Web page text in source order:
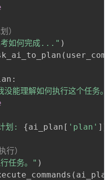
）
考如何完成..." )
(
:
没能理解如何执行这个任务。
划: {ai_plan [ 'plan' ] }
）
任务。" )
( ai_plan